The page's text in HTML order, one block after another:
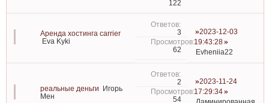
122
Аренда хостинга carrier
Eva Kyki
3
62
2023-12-03
19:43:28
Evheniia22
реальные деньги
Игорь
Мен
2
54
2023-11-24
17:29:34